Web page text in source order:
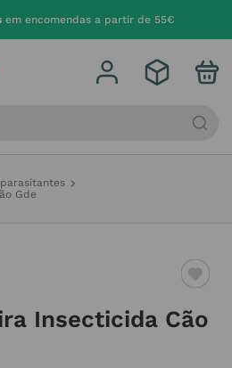
em encomendas a partir de 55€
Gde
Insecticida Cão